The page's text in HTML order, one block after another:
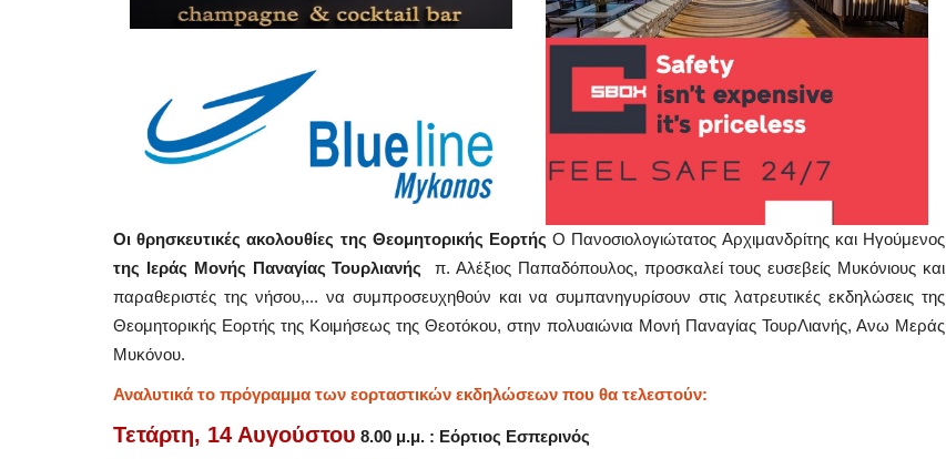
Οι θρησκευτικές ακολουθίες της Θεομητορικής Εορτής Ο Πανοσιολογιώτατος Αρχιμανδρίτης και Ηγούμενος
της Ιεράς Μονής Παναγίας Τουρλιανής π. Αλέξιος Παπαδόπουλος, προσκαλεί τους ευσεβείς Μυκόνιους και
παραθεριστές της νήσου,... να συμπροσευχηθούν και να συμπανηγυρίσουν στις λατρευτικές εκδηλώσεις της
Θεομητορικής Εορτής της Κοιμήσεως της Θεοτόκου, στην πολυαιώνια Μονή Παναγίας ΤουρΛιανής, Ανω Μεράς
Μυκόνου.
Αναλυτικά το πρόγραμμα των εορταστικών εκδηλώσεων που θα τελεστούν:
Τετάρτη, 14 Αυγούστου 8.00 μ.μ. : Εόρτιος Εσπερινός